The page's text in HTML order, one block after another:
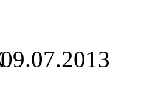
09.07.2013